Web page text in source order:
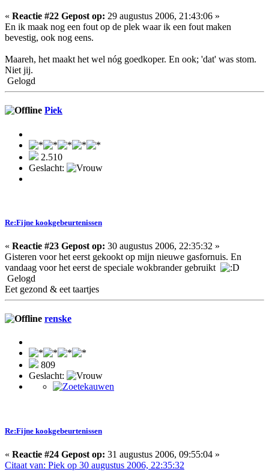
« Reactie #22 Gepost op: 29 augustus 2006, 21:43:06 »
En ik maak nog een fout op de plek waar ik een fout maken
bevestig, ook nog eens.
Maareh, het maakt het wel nóg goedkoper. En ook; 'dat' was stom.
Niet jij.
Gelogd
Piek
2.510
Geslacht:
Re:Fijne kookgebeurtenissen
« Reactie #23 Gepost op: 30 augustus 2006, 22:35:32 »
Gisteren voor het eerst gekookt op mijn nieuwe gasfornuis. En
vandaag voor het eerst de speciale wokbrander gebruikt
Gelogd
Eet gezond & eet taartjes
renske
809
Geslacht:
Re:Fijne kookgebeurtenissen
« Reactie #24 Gepost op: 31 augustus 2006, 09:55:04 »
Citaat van: Piek op 30 augustus 2006, 22:35:32